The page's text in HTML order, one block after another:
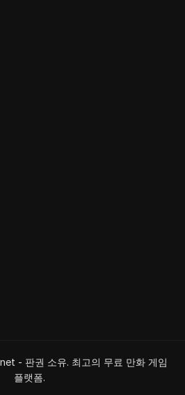
- 판권 소유. 최고의 무료 만화 게임
플랫폼.